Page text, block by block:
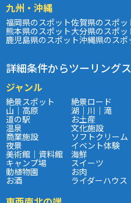
九州・沖縄
福岡県のスポット佐賀県のスポッ
熊本県のスポット大分県のスポッ
鹿児島県のスポット沖縄県のスポ
詳細条件からツーリング
ジャンル
絶景スポット 絶景ロード
山｜高原 湖｜川｜滝
道の駅 お土産
温泉 文化施設
商業施設 ソフトクリーム
夜景 イベント体験
美術館｜資料館 海鮮
キャンプ場 スイーツ
動植物園 お肉
お酒 ライダーハウス